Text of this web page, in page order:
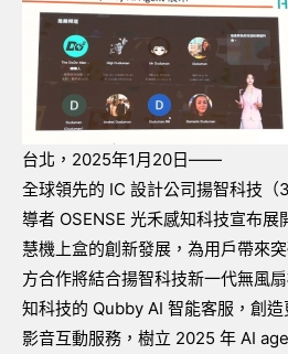
台北，2025年1月20日——
全球領先的 IC 設計公司揚智科技
導者 OSENSE 光禾感知科技宣布展
慧機上盒的創新發展，為用戶帶來
方合作將結合揚智科技新一代無風
知科技的 Qubby AI 智能客服，創
影音互動服務，樹立 2025 年 AI